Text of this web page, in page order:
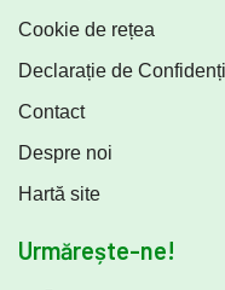
Cookie de rețea
Declarație de
Contact
Despre noi
Hartă site
Urmărește-ne!